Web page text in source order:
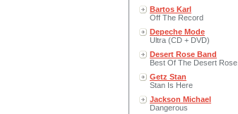
Bartos Karl
Off The Record
Depeche Mode
Ultra (CD + DVD)
Desert Rose Band
Best Of The Desert Rose..
Getz Stan
Stan Is Here
Jackson Michael
Dangerous